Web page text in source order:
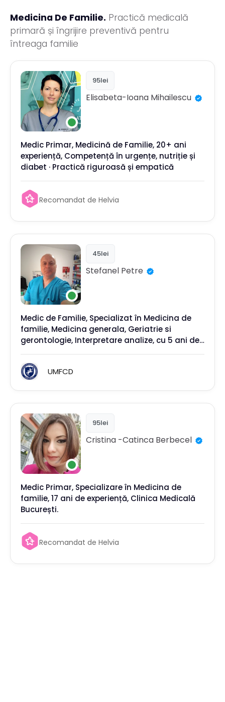
Medicina De Familie. Practică medicală
primară și îngrijire preventivă pentru
întreaga familie
95lei
Elisabeta-Ioana Mihailescu
Medic Primar, Medicină de Familie, 20+ ani
experiență, Competență în urgențe, nutriție și
diabet · Practică riguroasă și empatică
Recomandat de Helvia
45lei
Stefanel Petre
Medic de Familie, Specializat în Medicina de
familie, Medicina generala, Geriatrie si
gerontologie, Interpretare analize, cu 5 ani de
UMFCD
95lei
Cristina -Catinca Berbecel
Medic Primar, Specializare în Medicina de
familie, 17 ani de experiență, Clinica Medicală
București.
Recomandat de Helvia